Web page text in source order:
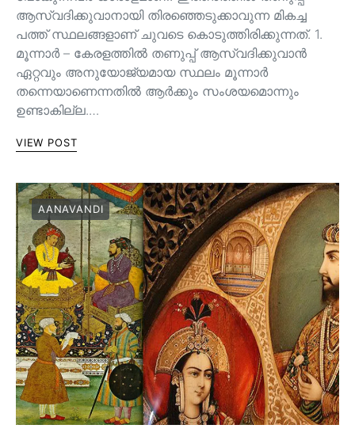
ആസ്വദിക്കുവാനായി തിരഞ്ഞെടുക്കാവുന്ന മികച്ച
പത്ത് സ്ഥലങ്ങളാണ് ചുവടെ കൊടുത്തിരിക്കുന്നത്. 1.
മൂന്നാർ – കേരളത്തിൽ തണുപ്പ് ആസ്വദിക്കുവാൻ
ഏറ്റവും അനുയോജ്യമായ സ്ഥലം മൂന്നാർ
തന്നെയാണെന്നതിൽ ആർക്കും സംശയമൊന്നും
ഉണ്ടാകില്ല.…
VIEW POST
AANAVANDI